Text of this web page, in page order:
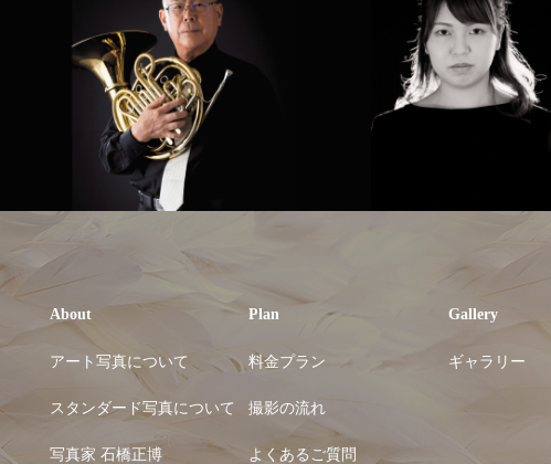
About
アート写真について
スタンダード写真について
写真家 石橋正博
Plan
料金プラン
撮影の流れ
よくあるご質問
Gallery
ギャラリー